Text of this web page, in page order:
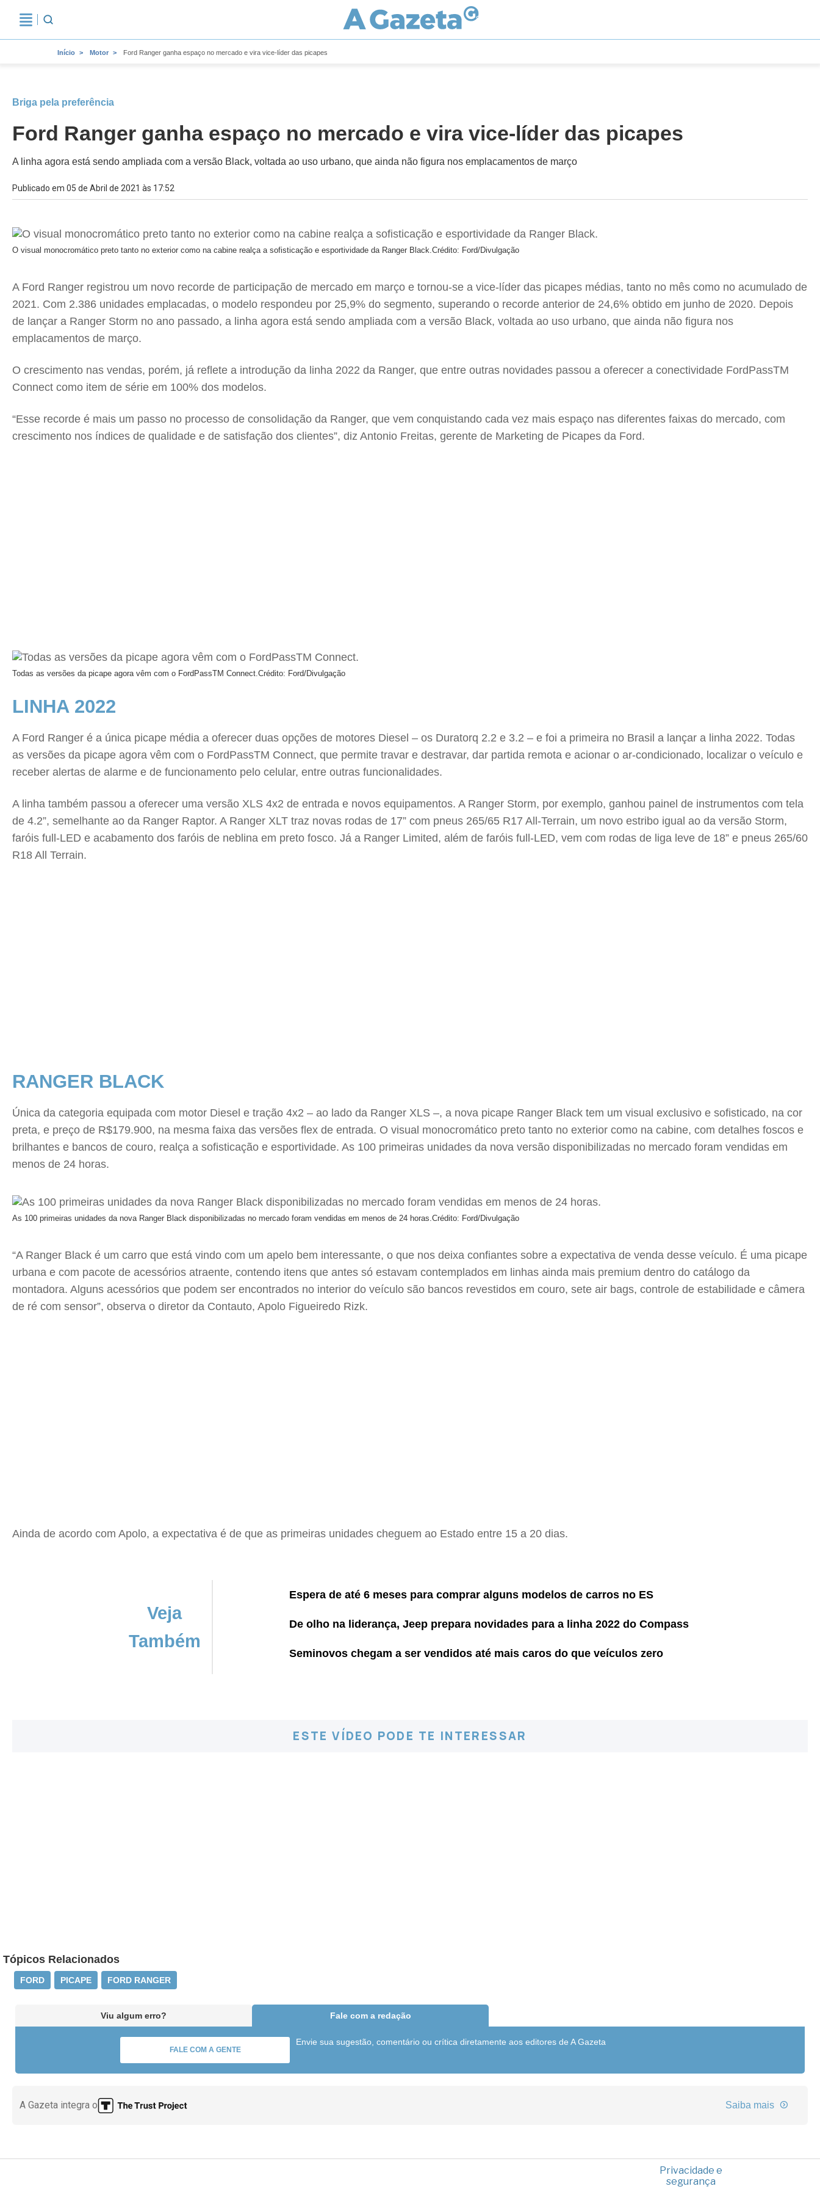
Início Motor Ford Ranger ganha espaço no mercado e vira vice-líder das picapes
Briga pela preferência
Ford Ranger ganha espaço no mercado e vira vice-líder das picapes
A linha agora está sendo ampliada com a versão Black, voltada ao uso urbano, que ainda não figura nos emplacamentos de março
Publicado em 05 de Abril de 2021 às 17:52
O visual monocromático preto tanto no exterior como na cabine realça a sofisticação e esportividade da Ranger Black.Crédito: Ford/Divulgação
A Ford Ranger registrou um novo recorde de participação de mercado em março e tornou-se a vice-líder das picapes médias, tanto no mês como no acumulado de
2021. Com 2.386 unidades emplacadas, o modelo respondeu por 25,9% do segmento, superando o recorde anterior de 24,6% obtido em junho de 2020. Depois
de lançar a Ranger Storm no ano passado, a linha agora está sendo ampliada com a versão Black, voltada ao uso urbano, que ainda não figura nos
emplacamentos de março.
O crescimento nas vendas, porém, já reflete a introdução da linha 2022 da Ranger, que entre outras novidades passou a oferecer a conectividade FordPassTM
Connect como item de série em 100% dos modelos.
“Esse recorde é mais um passo no processo de consolidação da Ranger, que vem conquistando cada vez mais espaço nas diferentes faixas do mercado, com
crescimento nos índices de qualidade e de satisfação dos clientes”, diz Antonio Freitas, gerente de Marketing de Picapes da Ford.
Todas as versões da picape agora vêm com o FordPassTM Connect.Crédito: Ford/Divulgação
LINHA 2022
A Ford Ranger é a única picape média a oferecer duas opções de motores Diesel – os Duratorq 2.2 e 3.2 – e foi a primeira no Brasil a lançar a linha 2022. Todas
as versões da picape agora vêm com o FordPassTM Connect, que permite travar e destravar, dar partida remota e acionar o ar-condicionado, localizar o veículo e
receber alertas de alarme e de funcionamento pelo celular, entre outras funcionalidades.
A linha também passou a oferecer uma versão XLS 4x2 de entrada e novos equipamentos. A Ranger Storm, por exemplo, ganhou painel de instrumentos com tela
de 4.2”, semelhante ao da Ranger Raptor. A Ranger XLT traz novas rodas de 17” com pneus 265/65 R17 All-Terrain, um novo estribo igual ao da versão Storm,
faróis full-LED e acabamento dos faróis de neblina em preto fosco. Já a Ranger Limited, além de faróis full-LED, vem com rodas de liga leve de 18” e pneus 265/60
R18 All Terrain.
RANGER BLACK
Única da categoria equipada com motor Diesel e tração 4x2 – ao lado da Ranger XLS –, a nova picape Ranger Black tem um visual exclusivo e sofisticado, na cor
preta, e preço de R$179.900, na mesma faixa das versões flex de entrada. O visual monocromático preto tanto no exterior como na cabine, com detalhes foscos e
brilhantes e bancos de couro, realça a sofisticação e esportividade. As 100 primeiras unidades da nova versão disponibilizadas no mercado foram vendidas em
menos de 24 horas.
As 100 primeiras unidades da nova Ranger Black disponibilizadas no mercado foram vendidas em menos de 24 horas.Crédito: Ford/Divulgação
“A Ranger Black é um carro que está vindo com um apelo bem interessante, o que nos deixa confiantes sobre a expectativa de venda desse veículo. É uma picape
urbana e com pacote de acessórios atraente, contendo itens que antes só estavam contemplados em linhas ainda mais premium dentro do catálogo da
montadora. Alguns acessórios que podem ser encontrados no interior do veículo são bancos revestidos em couro, sete air bags, controle de estabilidade e câmera
de ré com sensor”, observa o diretor da Contauto, Apolo Figueiredo Rizk.
Ainda de acordo com Apolo, a expectativa é de que as primeiras unidades cheguem ao Estado entre 15 a 20 dias.
Veja
Também
Espera de até 6 meses para comprar alguns modelos de carros no ES
De olho na liderança, Jeep prepara novidades para a linha 2022 do Compass
Seminovos chegam a ser vendidos até mais caros do que veículos zero
ESTE VÍDEO PODE TE INTERESSAR
Tópicos Relacionados
FORD PICAPE FORD RANGER
Viu algum erro? Fale com a redação
FALE COM A GENTE
Envie sua sugestão, comentário ou crítica diretamente aos editores de A Gazeta
A Gazeta integra o Saiba mais
Privacidade e
segurança